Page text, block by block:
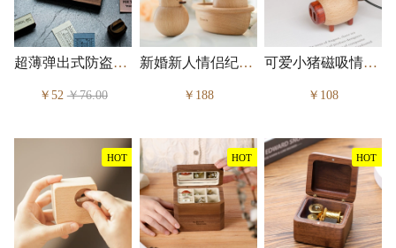
超薄弹出式防盗刷防消磁卡夹收纳盒
￥52 ￥76.00
新婚新人情侣纪念摆件
￥188
可爱小猪磁吸情侣钥匙扣
￥108
HOT HOT HOT